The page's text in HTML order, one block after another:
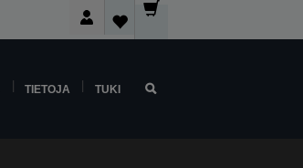
TIETOJA TUKI